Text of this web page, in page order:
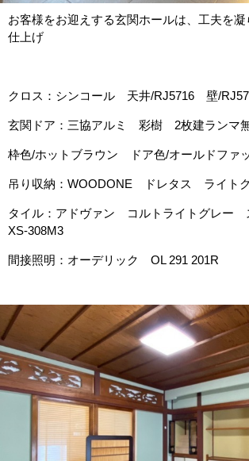
お客様をお迎えする玄関ホールは、工夫を凝
仕上げ
クロス：シンコール 天井/RJ5716 壁/
玄関ドア：三協アルミ 彩樹 2枚建ラン
枠色/ホットブラウン ドア色/オールドファ
吊り収納：WOODONE ドレタス ライト
タイル：アドヴァン コルトライトグレー
XS-308M3
間接照明：オーデリック OL 291 201R